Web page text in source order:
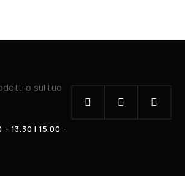
o sul tuo
- 13.30 | 15.00 -